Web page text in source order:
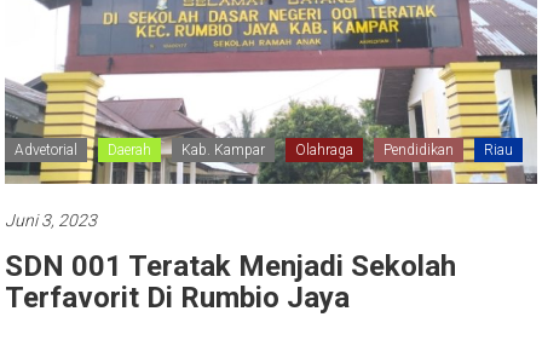
Advetorial Daerah Kab. Kampar Olahraga Pendidikan Riau
Juni 3, 2023
SDN 001 Teratak Menjadi Sekolah
Terfavorit Di Rumbio Jaya